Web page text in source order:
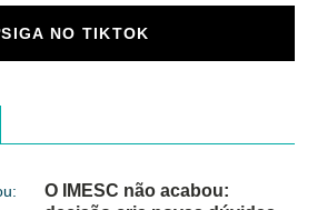
SIGA NO TIKTOK
O IMESC não acabou: